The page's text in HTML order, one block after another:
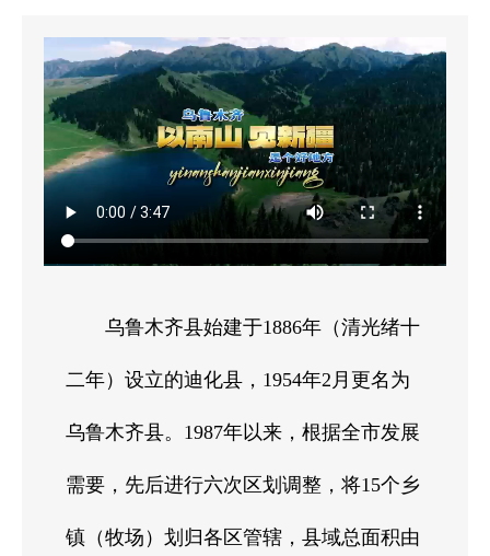
乌鲁木齐县始建于1886年（清光绪十
二年）设立的迪化县，1954年2月更名为
乌鲁木齐县。1987年以来，根据全市发展
需要，先后进行六次区划调整，将15个乡
镇（牧场）划归各区管辖，县域总面积由